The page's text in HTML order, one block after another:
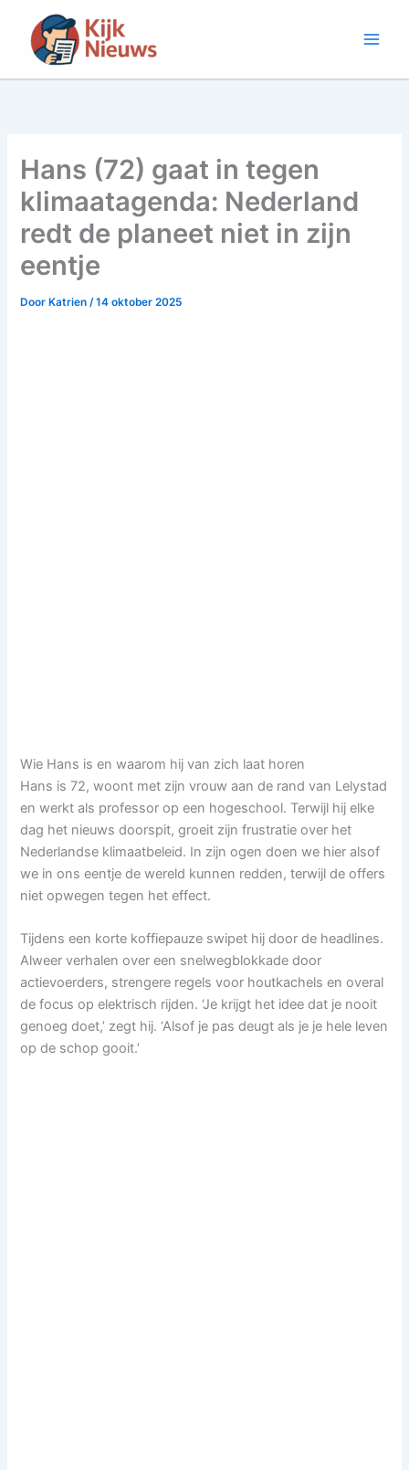
inhoud
Hans (72) gaat in tegen
klimaatagenda: Nederland
redt de planeet niet in zijn
eentje
Door Katrien/14 oktober 2025
Wie Hans is en waarom hij van zich laat horen
Hans is 72, woont met zijn vrouw aan de rand van Lelystad
en werkt als professor op een hogeschool. Terwijl hij elke
dag het nieuws doorspit, groeit zijn frustratie over het
Nederlandse klimaatbeleid. In zijn ogen doen we hier alsof
we in ons eentje de wereld kunnen redden, terwijl de offers
niet opwegen tegen het effect.
Tijdens een korte koffiepauze swipet hij door de headlines.
Alweer verhalen over een snelwegblokkade door
actievoerders, strengere regels voor houtkachels en overal
de focus op elektrisch rijden. ‘Je krijgt het idee dat je nooit
genoeg doet,’ zegt hij. ‘Alsof je pas deugt als je je hele leven
op de schop gooit.’